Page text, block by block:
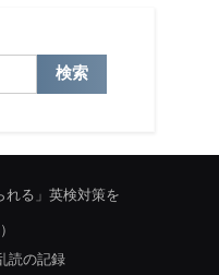
検索
れる」英検対策を
読の記録